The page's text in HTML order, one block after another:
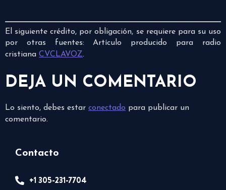
El siguiente crédito, por obligación, se requiere para su uso
por otras fuentes: Artículo producido para radio
cristiana CVCLAVOZ.
DEJA UN COMENTARIO
Lo siento, debes estar conectado para publicar un
comentario.
Contacto
+1 305-231-7704